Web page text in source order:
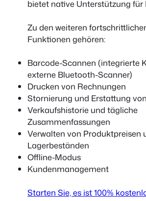
bietet native Unterstützung für
Zu den weiteren
Funktionen gehören:
Barcode-Scannen (integrierte
externe Bluetooth-Scanner)
Drucken von Rechnungen
Stornierung und Erstattung
Verkaufshistorie und tägliche
Zusammenfassungen
Verwalten von Produktpreisen
Lagerbeständen
Offline-Modus
Kundenmanagement
Starten Sie, es ist 100%